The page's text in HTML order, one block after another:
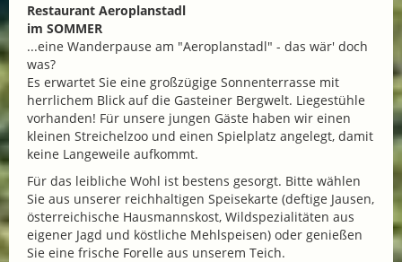
Restaurant Aeroplanstadl
im SOMMER
...eine Wanderpause am "Aeroplanstadl" - das wär' doch
was?
Es erwartet Sie eine großzügige Sonnenterrasse mit
herrlichem Blick auf die Gasteiner Bergwelt. Liegestühle
vorhanden! Für unsere jungen Gäste haben wir einen
kleinen Streichelzoo und einen Spielplatz angelegt, damit
keine Langeweile aufkommt.
Für das leibliche Wohl ist bestens gesorgt. Bitte wählen
Sie aus unserer reichhaltigen Speisekarte (deftige Jausen,
österreichische Hausmannskost, Wildspezialitäten aus
eigener Jagd und köstliche Mehlspeisen) oder genießen
Sie eine frische Forelle aus unserem Teich.